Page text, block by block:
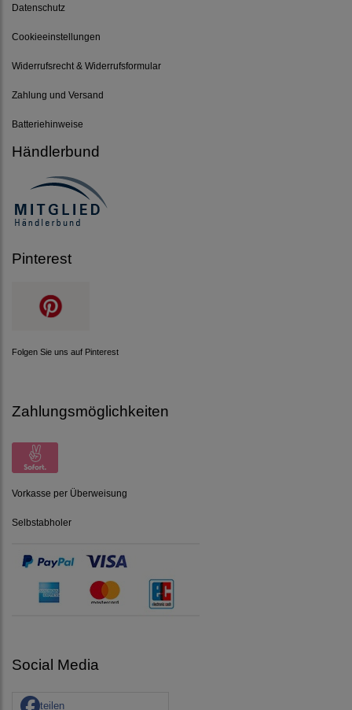
Datenschutz
Cookieeinstellungen
Widerrufsrecht & Widerrufsformular
Zahlung und Versand
Batteriehinweise
Händlerbund
Pinterest
Folgen Sie uns auf Pinterest
Zahlungsmöglichkeiten
Vorkasse per Überweisung
Selbstabholer
Social Media
teilen